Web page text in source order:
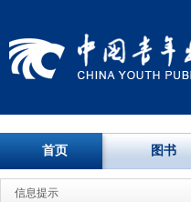
首页 图书
信息提示